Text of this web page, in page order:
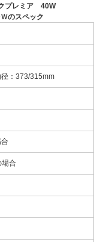
プレミア 40W
のスペック
：373/315mm
合